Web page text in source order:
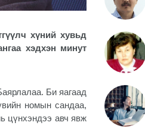
хүний хувьд
хэдхэн минут
Би яагаад
номын сандаа,
цүнхэндээ авч явж